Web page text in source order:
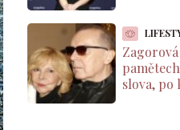
každý
slova, po